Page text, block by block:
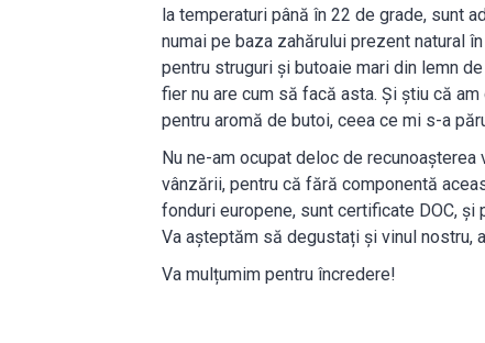
la temperaturi până în 22 de grade, sunt
numai pe baza zahărului prezent natural
pentru struguri și butoaie mari din lemn
fier nu are cum să facă asta. Și știu că
pentru aromă de butoi, ceea ce mi s-a
Nu ne-am ocupat deloc de
vânzării, pentru că fără componentă
fonduri europene, sunt certificate DOC,
Va așteptăm să degustați și vinul nostru,
Va mulțumim pentru încredere!